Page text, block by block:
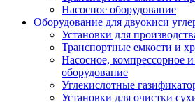
Насосное оборудование
Оборудование для двуокиси
Установки для
Транспортные емкости и
Насосное, компрессорное
оборудование
Углекислотные
Установки для очистки